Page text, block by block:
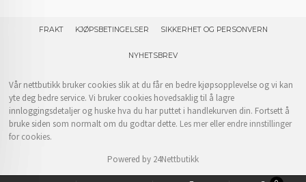
FRAKT KJØPSBETINGELSER SIKKERHET OG PERSONVERN
NYHETSBREV
Vår nettbutikk bruker cookies slik at du får en bedre kjøpsopplevelse og vi kan
yte deg bedre service. Vi bruker cookies hovedsaklig til å lagre
innloggingsdetaljer og huske hva du har puttet i handlekurven din. Fortsett å
bruke siden som normalt om du godtar dette. Les merellerendre innstillinger
for cookies.
Powered by 24Nettbutikk